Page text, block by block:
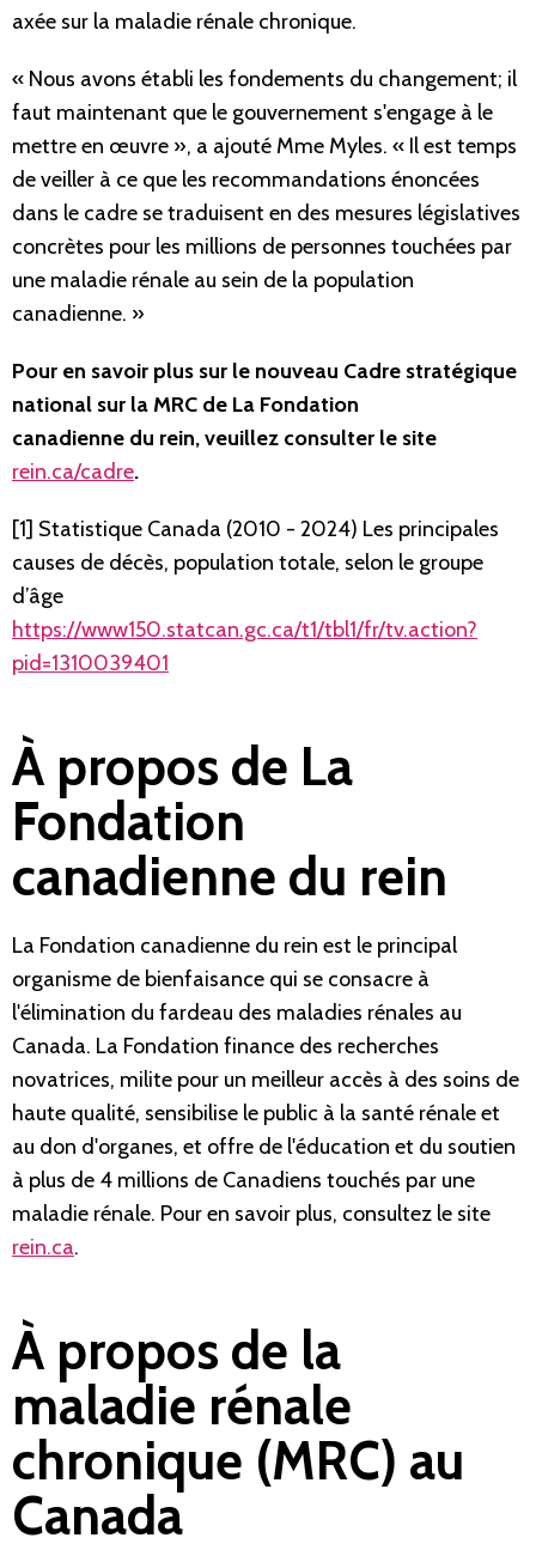
axée sur la maladie rénale chronique.
« Nous avons établi les fondements du changement; il
faut maintenant que le gouvernement s'engage à le
mettre en œuvre », a ajouté Mme Myles. « Il est temps
de veiller à ce que les recommandations énoncées
dans le cadre se traduisent en des mesures législatives
concrètes pour les millions de personnes touchées par
une maladie rénale au sein de la population
canadienne. »
Pour en savoir plus sur le nouveau Cadre stratégique
national sur la MRC de La Fondation
canadienne du rein, veuillez consulter le site
rein.ca/cadre.
[1] Statistique Canada (2010 - 2024) Les principales
causes de décès, population totale, selon le groupe
d’âge
https://www150.statcan.gc.ca/t1/tbl1/fr/tv.action?
pid=1310039401
À propos de La
Fondation
canadienne du rein
La Fondation canadienne du rein est le principal
organisme de bienfaisance qui se consacre à
l'élimination du fardeau des maladies rénales au
Canada. La Fondation finance des recherches
novatrices, milite pour un meilleur accès à des soins de
haute qualité, sensibilise le public à la santé rénale et
au don d'organes, et offre de l'éducation et du soutien
à plus de 4 millions de Canadiens touchés par une
maladie rénale. Pour en savoir plus, consultez le site
rein.ca.
À propos de la
maladie rénale
chronique (MRC) au
Canada